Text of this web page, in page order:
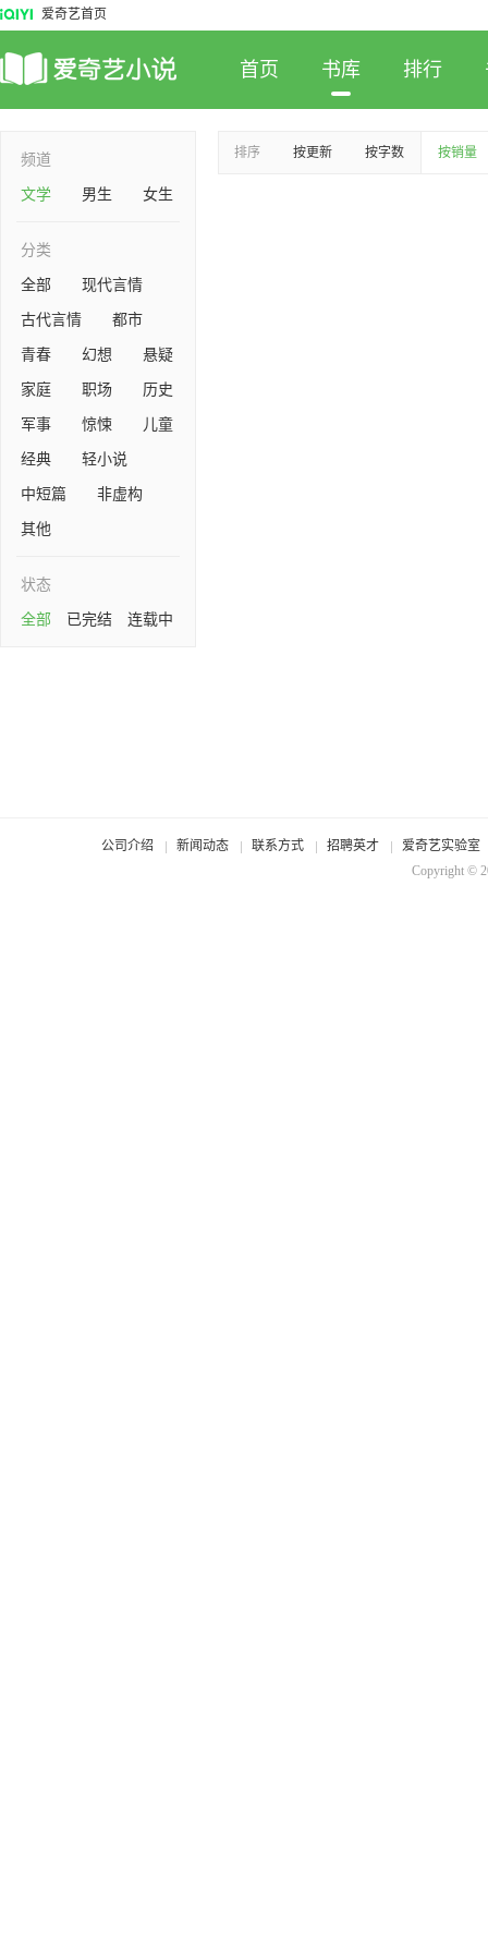
爱奇艺首页
首页 书库 排行
频道
文学
男生 女生
分类
全部
现代言情
古代言情
都市
青春
幻想
悬疑
家庭
职场
历史
军事
惊悚
儿童
经典
轻小说
中短篇
非虚构
其他
状态
全部
已完结 连载中
排序 按更新 按字数 按销量
公司介绍 新闻动态 联系方式 招聘英才
爱奇艺实验室
Copyright ©